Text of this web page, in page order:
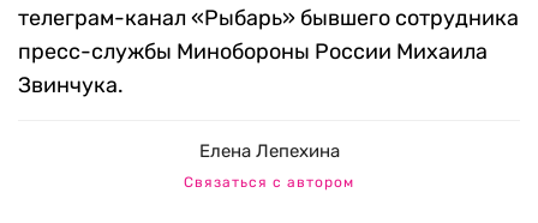
телеграм-канал «Рыбарь» бывшего сотрудника
пресс-службы Минобороны России Михаила
Звинчука.
Елена Лепехина
Связаться с автором